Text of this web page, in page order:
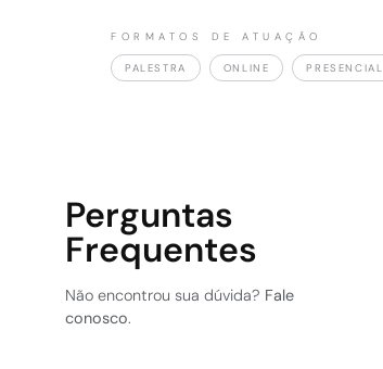
FORMATOS DE ATUAÇÃO
PALESTRA ONLINE PRESENCIAL
Perguntas
Frequentes
Não encontrou sua dúvida? Fale
conosco.